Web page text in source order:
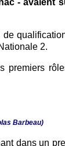
- avaient
2.
premiers
Barbeau)
dans un